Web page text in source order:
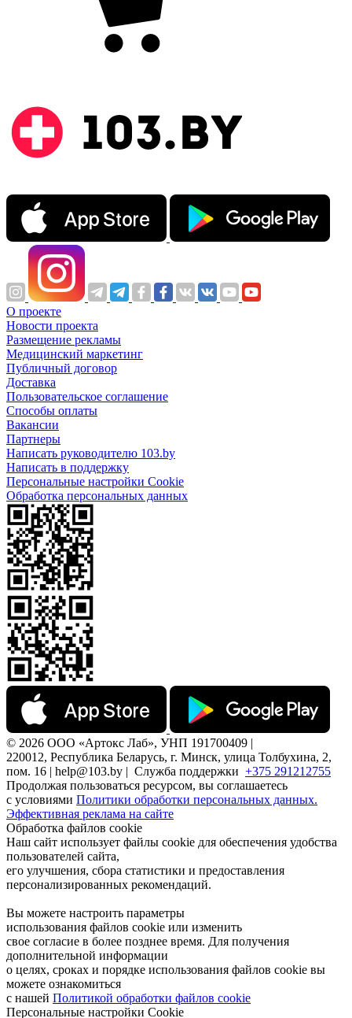
О проекте
Новости проекта
Размещение рекламы
Медицинский маркетинг
Публичный договор
Доставка
Пользовательское соглашение
Способы оплаты
Вакансии
Партнеры
Написать руководителю 103.by
Написать в поддержку
Персональные настройки Cookie
Обработка персональных данных
© 2026 ООО «Артокс Лаб», УНП 191700409 |
220012, Республика Беларусь, г. Минск, улица Толбухина, 2,
пом. 16 | help@103.by | Служба поддержки +375 291212755
Продолжая пользоваться ресурсом, вы соглашаетесь
с условиями Политики обработки персональных данных.
Эффективная реклама на сайте
Обработка файлов cookie
Наш сайт использует файлы cookie для обеспечения удобства
пользователей сайта,
его улучшения, сбора статистики и предоставления
персонализированных рекомендаций.
Вы можете настроить параметры
использования файлов cookie или изменить
свое согласие в более позднее время. Для получения
дополнительной информации
о целях, сроках и порядке использования файлов cookie вы
можете ознакомиться
с нашей Политикой обработки файлов cookie
Персональные настройки Cookie